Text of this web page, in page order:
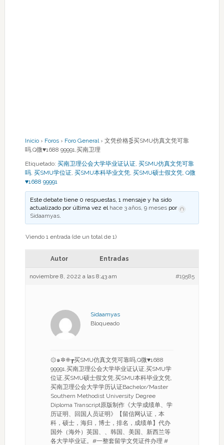
Inicio › Foros › Foro General › 文凭价格⋚买SMU仿真文凭可靠
吗,Q微♥1688 99991,买南卫理
Etiquetado: 买南卫理公会大学毕业证认证, 买SMU仿真文凭可靠
吗, 买SMU学位证, 买SMU本科毕业文凭, 买SMU硕士假文凭, Q微
♥1688 99991
Este debate tiene 0 respuestas, 1 mensaje y ha sido
actualizado por última vez el hace 3 años, 9 meses por
Sidaamyas.
Viendo 1 entrada (de un total de 1)
Autor Entradas
noviembre 8, 2022 a las 8:43 am #19585
Sidaamyas
Bloqueado
۞๑✲❈┲买SMU仿真文凭可靠吗,Q微♥1688
99991,买南卫理公会大学毕业证认证,买SMU学
位证,买SMU硕士假文凭,买SMU本科毕业文凭,
买南卫理公会大学学历认证Bachelor/Master
Southern Methodist University Degree
Diploma Transcript原版制作《大学成绩单、学
历证明、回国人员证明》【留信网认证，本
科，硕士，海归，博士，排名，成绩单】代办
国外（海外）英国、、韩国、美国、新西兰等
各大学毕业证。#一整套留学文凭证件办理 #